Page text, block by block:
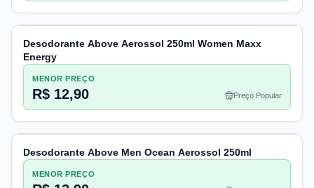
Desodorante Above Aerossol 250ml Women Maxx
Energy
MENOR PREÇO
R$ 12,90 Preço Popular
Desodorante Above Men Ocean Aerossol 250ml
MENOR PREÇO